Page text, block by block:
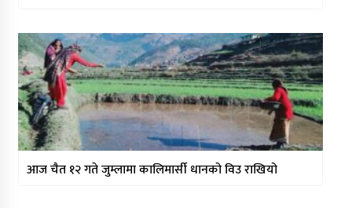
आज चैत १२ गते जुम्लामा कालिमार्सी धानको विउ राखियो